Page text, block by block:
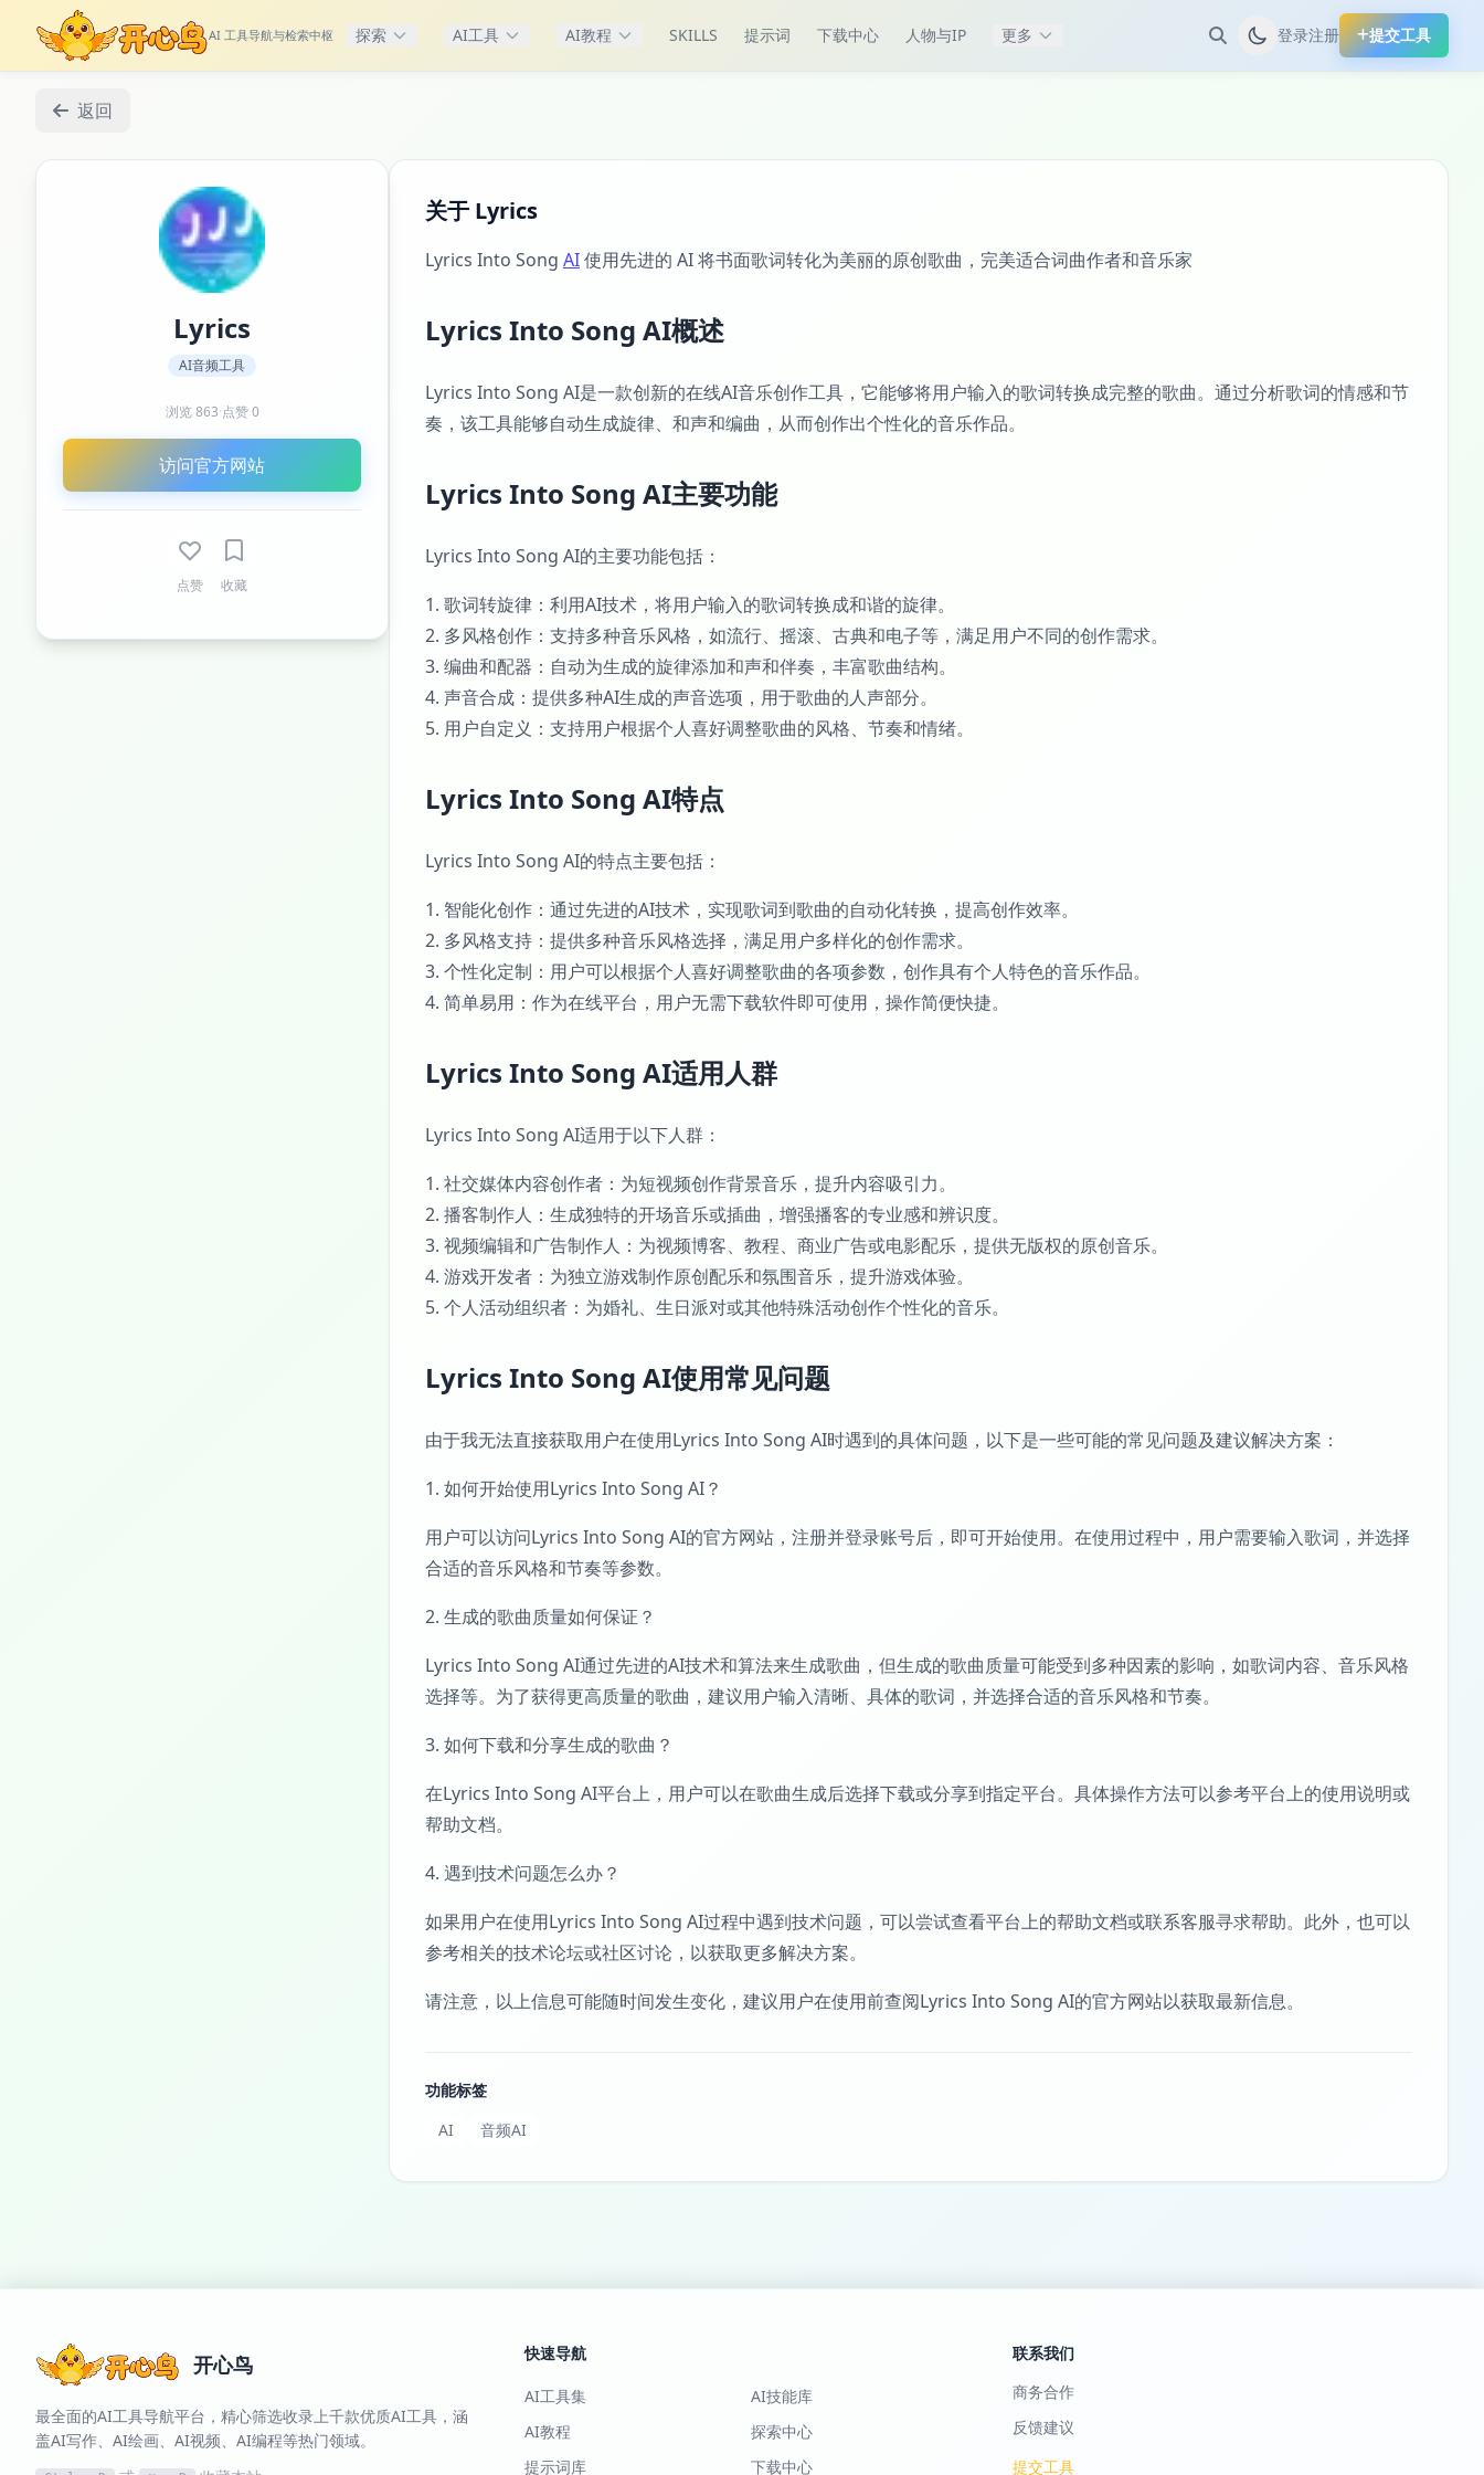
AI 工具导航与检索中枢 探索 AI工具 AI教程 SKILLS 提示词 下载中心 人物与IP 更多 登录注册 提交工具
返回
Lyrics
AI音频工具
浏览863·点赞0
访问官方网站
点赞 收藏
关于 Lyrics
Lyrics Into Song AI使用先进的 AI 将书面歌词转化为美丽的原创歌曲，完美适合词曲作者和音乐家
Lyrics Into Song AI概述
Lyrics Into Song AI是一款创新的在线AI音乐创作工具，它能够将用户输入的歌词转换成完整的歌曲。通过分析歌词的情感和节
奏，该工具能够自动生成旋律、和声和编曲，从而创作出个性化的音乐作品。
Lyrics Into Song AI主要功能
Lyrics Into Song AI的主要功能包括：
1. 歌词转旋律：利用AI技术，将用户输入的歌词转换成和谐的旋律。
2. 多风格创作：支持多种音乐风格，如流行、摇滚、古典和电子等，满足用户不同的创作需求。
3. 编曲和配器：自动为生成的旋律添加和声和伴奏，丰富歌曲结构。
4. 声音合成：提供多种AI生成的声音选项，用于歌曲的人声部分。
5. 用户自定义：支持用户根据个人喜好调整歌曲的风格、节奏和情绪。
Lyrics Into Song AI特点
Lyrics Into Song AI的特点主要包括：
1. 智能化创作：通过先进的AI技术，实现歌词到歌曲的自动化转换，提高创作效率。
2. 多风格支持：提供多种音乐风格选择，满足用户多样化的创作需求。
3. 个性化定制：用户可以根据个人喜好调整歌曲的各项参数，创作具有个人特色的音乐作品。
4. 简单易用：作为在线平台，用户无需下载软件即可使用，操作简便快捷。
Lyrics Into Song AI适用人群
Lyrics Into Song AI适用于以下人群：
1. 社交媒体内容创作者：为短视频创作背景音乐，提升内容吸引力。
2. 播客制作人：生成独特的开场音乐或插曲，增强播客的专业感和辨识度。
3. 视频编辑和广告制作人：为视频博客、教程、商业广告或电影配乐，提供无版权的原创音乐。
4. 游戏开发者：为独立游戏制作原创配乐和氛围音乐，提升游戏体验。
5. 个人活动组织者：为婚礼、生日派对或其他特殊活动创作个性化的音乐。
Lyrics Into Song AI使用常见问题
由于我无法直接获取用户在使用Lyrics Into Song AI时遇到的具体问题，以下是一些可能的常见问题及建议解决方案：
1. 如何开始使用Lyrics Into Song AI？
用户可以访问Lyrics Into Song AI的官方网站，注册并登录账号后，即可开始使用。在使用过程中，用户需要输入歌词，并选择
合适的音乐风格和节奏等参数。
2. 生成的歌曲质量如何保证？
Lyrics Into Song AI通过先进的AI技术和算法来生成歌曲，但生成的歌曲质量可能受到多种因素的影响，如歌词内容、音乐风格
选择等。为了获得更高质量的歌曲，建议用户输入清晰、具体的歌词，并选择合适的音乐风格和节奏。
3. 如何下载和分享生成的歌曲？
在Lyrics Into Song AI平台上，用户可以在歌曲生成后选择下载或分享到指定平台。具体操作方法可以参考平台上的使用说明或
帮助文档。
4. 遇到技术问题怎么办？
如果用户在使用Lyrics Into Song AI过程中遇到技术问题，可以尝试查看平台上的帮助文档或联系客服寻求帮助。此外，也可以
参考相关的技术论坛或社区讨论，以获取更多解决方案。
请注意，以上信息可能随时间发生变化，建议用户在使用前查阅Lyrics Into Song AI的官方网站以获取最新信息。
功能标签
AI
音频AI
开心鸟
最全面的AI工具导航平台，精心筛选收录上千款优质AI工具，涵
盖AI写作、AI绘画、AI视频、AI编程等热门领域。
快速导航
AI工具集
AI技能库
AI教程
探索中心
提示词库
下载中心
联系我们
商务合作
反馈建议
提交工具